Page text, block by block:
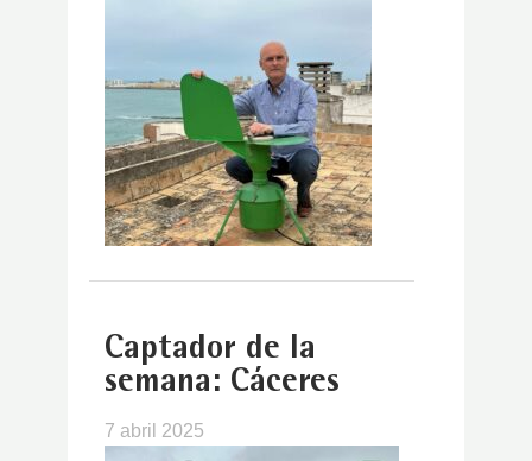
Captador de la
semana: Cáceres
7 abril 2025